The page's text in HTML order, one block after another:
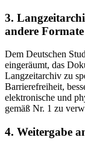
3.
andere Formate
Dem Deutschen
eingeräumt, das
Langzeitarchiv zu
Barrierefreiheit,
elektronische und
gemäß Nr. 1 zu
4. Weitergabe